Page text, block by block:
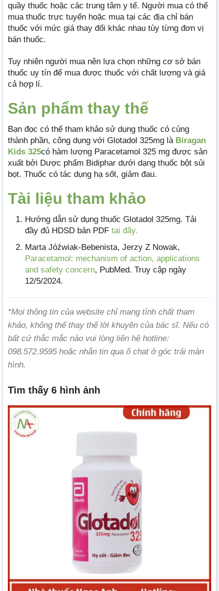
quầy thuốc hoặc các trung tâm y tế. Người mua có thể
mua thuốc trực tuyến hoặc mua tại các địa chỉ bán
thuốc với mức giá thay đổi khác nhau tùy từng đơn vị
bán thuốc.
Tuy nhiên người mua nên lựa chọn những cơ sở bán
thuốc uy tín để mua được thuốc với chất lượng và giá
cả hợp lí.
Sản phẩm thay thế
Bạn đọc có thể tham khảo sử dụng thuốc có cùng
thành phần, công dụng với Glotadol 325mg là Biragan
Kids 325có hàm lượng Paracetamol 325 mg được sản
xuất bởi Dược phẩm Bidiphar dưới dạng thuốc bột sủi
bọt. Thuốc có tác dụng hạ sốt, giảm đau.
Tài liệu tham khảo
Hướng dẫn sử dụng thuốc Glotadol 325mg. Tải
đầy đủ HDSD bản PDF tại đây.
Marta Jóźwiak-Bebenista, Jerzy Z Nowak,
Paracetamol: mechanism of action, applications
and safety concern, PubMed. Truy cập ngày
12/5/2024.
*Mọi thông tin của website chỉ mang tính chất tham
khảo, không thể thay thế lời khuyên của bác sĩ. Nếu có
bất cứ thắc mắc nào vui lòng liên hệ hotline:
098.572.9595 hoặc nhắn tin qua ô chat ở góc trái màn
hình.
Tìm thấy 6 hình ảnh